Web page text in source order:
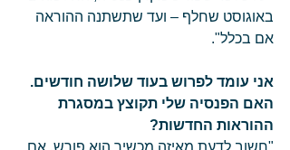
באוגוסט שחלף – ועד שתשתנה ההוראה
אם בכלל".
אני עומד לפרוש בעוד שלושה חודשים.
האם הפנסיה שלי תקוצץ במסגרת
ההוראות החדשות?
"חשוב לדעת מאיזה מכשיר הוא פורש. אם